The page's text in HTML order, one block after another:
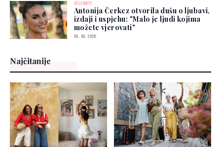
CELEBRITY
Antonija Čerkez otvorila dušu o ljubavi,
izdaji i uspjehu: "Malo je ljudi kojima
možete vjerovati"
05. 08. 2026.
Najčitanije